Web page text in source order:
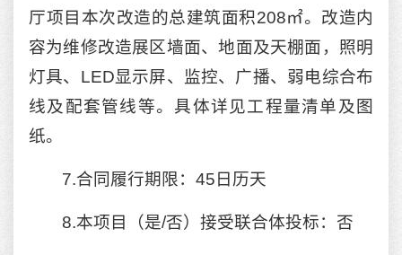
厅项目本次改造的总建筑面积208㎡。改造内
容为维修改造展区墙面、地面及天棚面，照明
灯具、LED显示屏、监控、广播、弱电综合布
线及配套管线等。具体详见工程量清单及图
纸。
7.合同履行期限：45日历天
8.本项目（是/否）接受联合体投标：否